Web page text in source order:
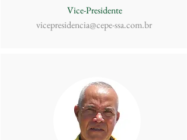
Vice-Presidente
vicepresidencia@cepe-ssa.com.br